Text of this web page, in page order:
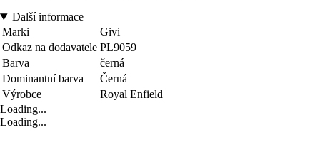
Další informace
Marki
Givi
Odkaz na dodavatele PL9059
Barva
černá
Dominantní barva
Černá
Výrobce
Royal Enfield
Loading...
Loading...